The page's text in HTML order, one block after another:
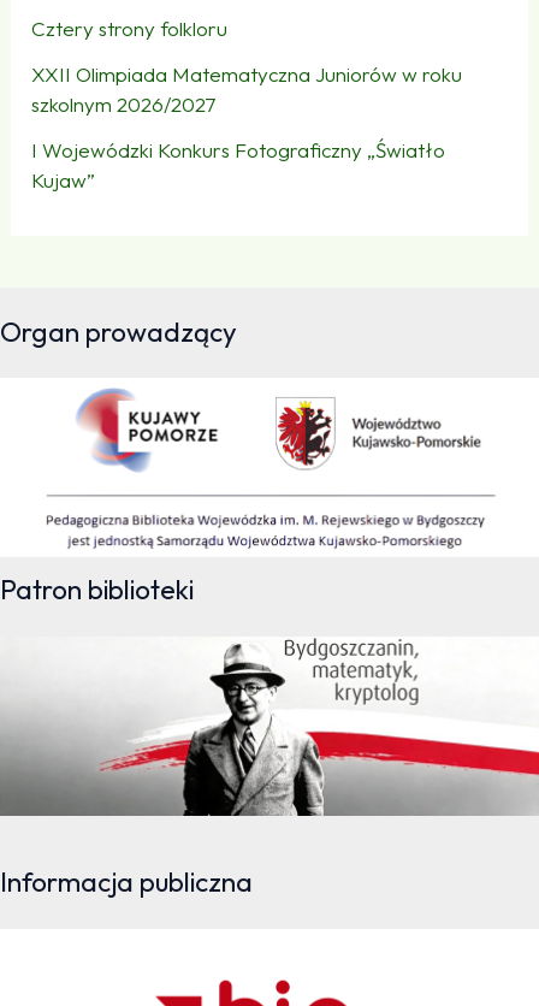
Cztery strony folkloru
XXII Olimpiada Matematyczna Juniorów w roku
szkolnym 2026/2027
I Wojewódzki Konkurs Fotograficzny „Światło
Kujaw”
Organ prowadzący
Patron biblioteki
Informacja publiczna